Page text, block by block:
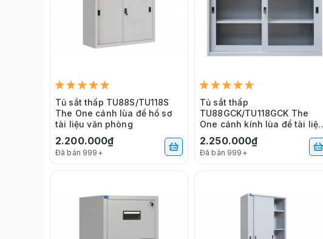
Tủ sắt thấp TU88S/TU118S
The One cánh lùa để hồ sơ
tài liệu văn phòng
2.200.000₫
Đã bán 999+
Tủ sắt thấp
TU88GCK/TU118GCK The
One cánh kính lùa để tài liệu
văn phòng
2.250.000₫
Đã bán 999+